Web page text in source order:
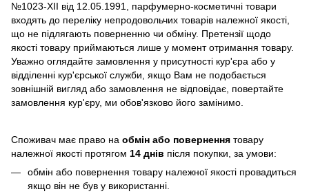
№1023-XII від 12.05.1991, парфумерно-косметичні товари
входять до переліку непродовольчих товарів належної якості,
що не підлягають поверненню чи обміну. Претензії щодо
якості товару приймаються лише у момент отримання товару.
Уважно оглядайте замовлення у присутності кур'єра або у
відділенні кур'єрської служби, якщо Вам не подобається
зовнішній вигляд або замовлення не відповідає, повертайте
замовлення кур'єру, ми обов'язково його замінимо.
Споживач має право на обмін або повернення товару
належної якості протягом 14 днів після покупки, за умови:
обмін або повернення товару належної якості провадиться
якщо він не був у використанні.